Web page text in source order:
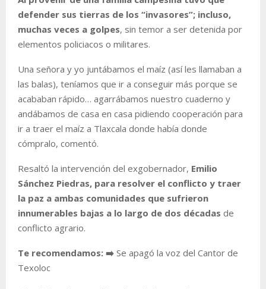
defender sus tierras de los “invasores”; incluso,
muchas veces a golpes, sin temor a ser detenida por
elementos policiacos o militares.
Una señora y yo juntábamos el maíz (así les llamaban a
las balas), teníamos que ir a conseguir más porque se
acababan rápido… agarrábamos nuestro cuaderno y
andábamos de casa en casa pidiendo cooperación para
ir a traer el maíz a Tlaxcala donde había donde
cómpralo, comentó.
Resaltó la intervención del exgobernador, Emilio
Sánchez Piedras, para resolver el conflicto y traer
la paz a ambas comunidades que sufrieron
innumerables bajas a lo largo de dos décadas de
conflicto agrario.
Te recomendamos: ➡️ Se apagó la voz del Cantor de
Texoloc